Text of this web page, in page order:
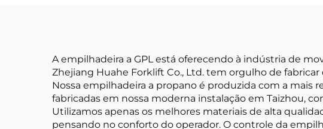
A empilhadeira a GPL está oferecendo à indústria de
Zhejiang Huahe Forklift Co., Ltd. tem orgulho de
Nossa empilhadeira a propano é produzida com a mais
fabricadas em nossa moderna instalação em Taizhou,
Utilizamos apenas os melhores materiais de alta
pensando no conforto do operador. O controle da